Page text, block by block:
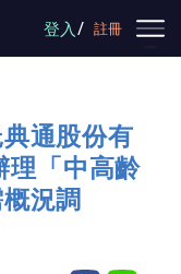
登入/ 註冊
通股份有
理「中高齡
況調